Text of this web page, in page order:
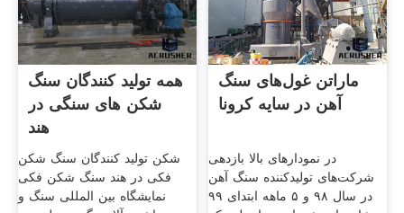
همه تولید کنندگان سنگ
شکن های سنگی در
هند
شکن تولید کنندگان سنگ شکن
فکی در هند سنگ شکن فکی
نمایشگاه بین المللی سنگ و
ماراتن غول‌های سنگ
آهن در سایه کرونا
در نمودار‌های بالا بازدهی
شرکت‌های تولید‌کننده سنگ آهن
در سال ۹۸ و ۵ ماهه ابتدای ۹۹